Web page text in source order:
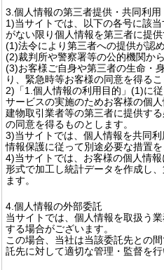
3.個人情報の第三者提供・共同利用
1)当サイトでは、以下の各号に該
がない限り個人情報を第三者に提供
(1)法令により第三者への提供が認
(2)裁判所や警察署等の公的機関か
(3)お客様ご自身や第三者の生命・
り、緊急時等お客様の同意を得るこ
2)「1.個人情報の利用目的」(1)に
サービスの実施のためお客様の個
建物取引業者等の第三者に提供す
の同意を得るものとします。
3)当サイトでは、個人情報を共同
情報保護に従って別途必要な措置を
4)当サイトでは、お客様の個人情
形式で加工し統計データを作成し
ます。
4.個人情報の外部委託
当サイトでは、個人情報を取扱う
する場合がございます。
この場合、当社は当該委託先との
託先に対して適切な管理・監督を行